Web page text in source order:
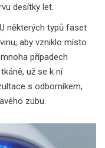
desítky let.
některých typů faset
aby vzniklo místo
případech
už se k ní
s odborníkem,
zubu.